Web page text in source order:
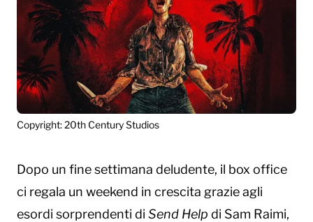
Copyright: 20th Century Studios
Dopo un fine settimana deludente, il box office
ci regala un weekend in crescita grazie agli
esordi sorprendenti di Send Help di Sam Raimi,